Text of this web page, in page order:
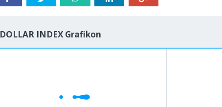
DOLLAR INDEX Grafikon